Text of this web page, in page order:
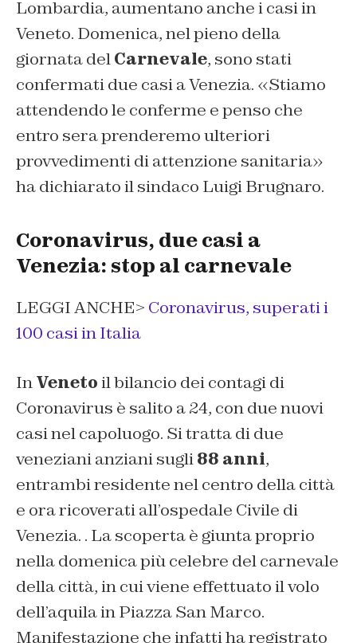
Lombardia, aumentano anche i casi in
Veneto. Domenica, nel pieno della
giornata delCarnevale, sono stati
confermati due casi a Venezia. «Stiamo
attendendo le conferme e penso che
entro sera prenderemo ulteriori
provvedimenti di attenzione sanitaria»
ha dichiarato il sindaco Luigi Brugnaro.
Coronavirus, due casi a
Venezia: stop al carnevale
LEGGI ANCHE> Coronavirus, superati i
100 casi in Italia
InVenetoil bilancio dei contagi di
Coronavirus è salito a 24, con due nuovi
casi nel capoluogo. Si tratta di due
veneziani anziani sugli88 anni,
entrambi residente nel centro della città
e ora ricoverati all’ospedale Civile di
Venezia. . La scoperta è giunta proprio
nella domenica più celebre del carnevale
della città, in cui viene effettuato il volo
dell’aquila in Piazza San Marco.
Manifestazione che infatti ha registrato